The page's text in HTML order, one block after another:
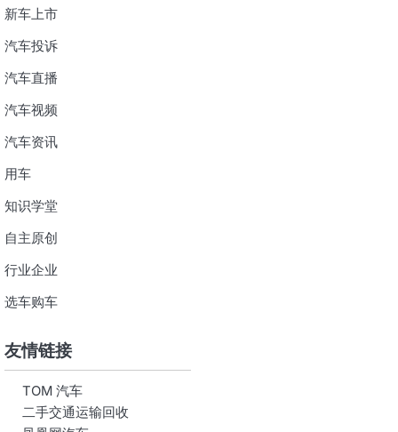
新车上市
汽车投诉
汽车直播
汽车视频
汽车资讯
用车
知识学堂
自主原创
行业企业
选车购车
友情链接
TOM 汽车
二手交通运输回收